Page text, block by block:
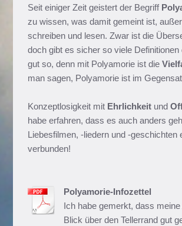
Seit einiger Zeit geistert der Begriff
zu wissen, was damit gemeint ist,
schreiben und lesen. Zwar ist die
doch gibt es sicher so viele
gut so, denn mit Polyamorie ist die
man sagen, Polyamorie ist im
Konzeptlosigkeit mit Ehrlichkeitund
habe erfahren, dass es auch anders
Liebesfilmen, -liedern und -
verbunden!
Polyamorie-Infozettel
Ich habe gemerkt, dass
Blick über den Tellerrand gut